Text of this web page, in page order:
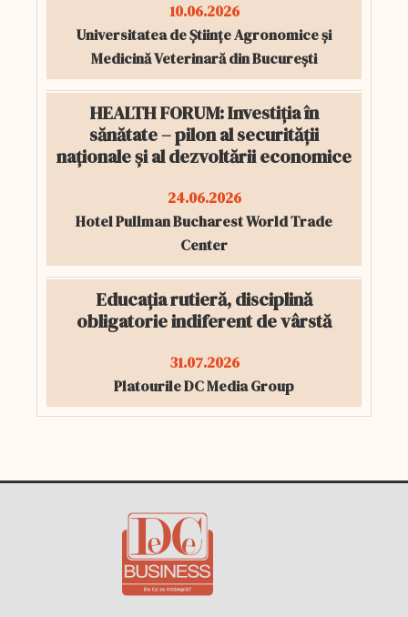
10.06.2026
Universitatea de Științe Agronomice și
Medicină Veterinară din București
HEALTH FORUM: Investiția în
sănătate – pilon al securității
naționale și al dezvoltării economice
24.06.2026
Hotel Pullman Bucharest World Trade
Center
Educația rutieră, disciplină
obligatorie indiferent de vârstă
31.07.2026
Platourile DC Media Group